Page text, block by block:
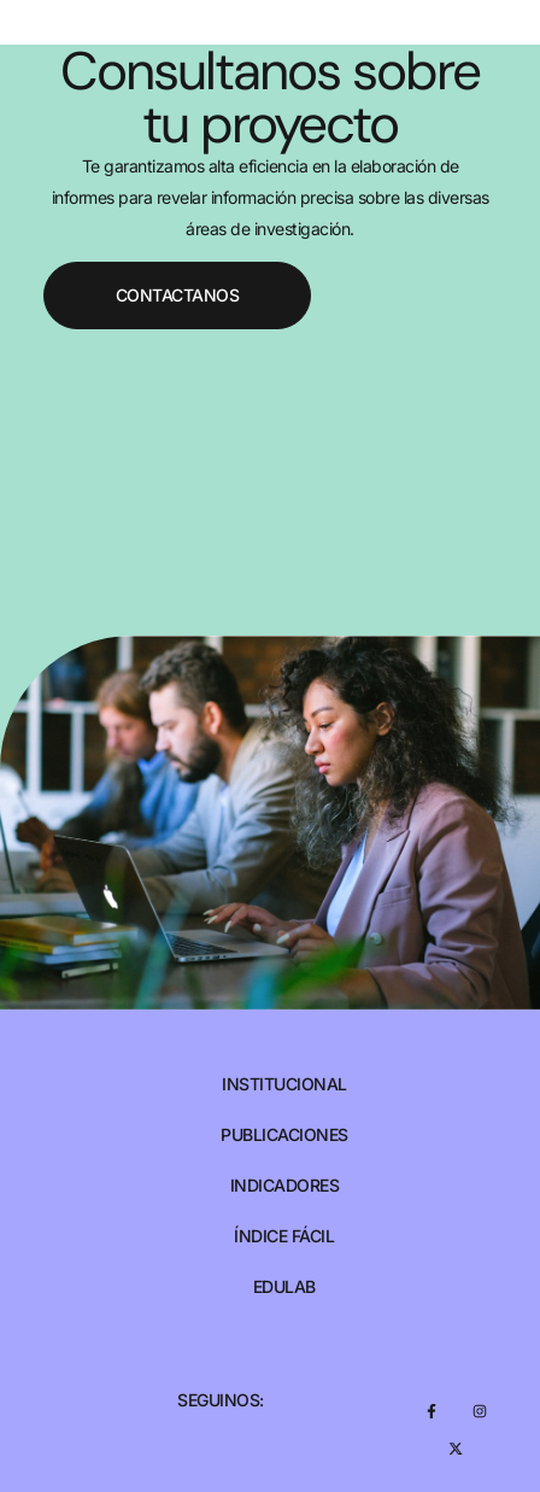
Consultanos sobre
tu proyecto
Te garantizamos alta eficiencia en la elaboración de
informes para revelar información precisa sobre las diversas
áreas de investigación.
CONTACTANOS
INSTITUCIONAL
PUBLICACIONES
INDICADORES
ÍNDICE FÁCIL
EDULAB
SEGUINOS: